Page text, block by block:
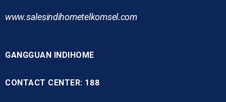
www.salesindihometelkomsel.com
GANGGUAN INDIHOME
CONTACT CENTER: 188